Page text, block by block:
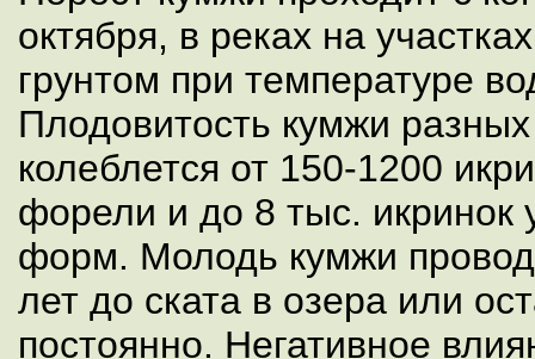
октября, в реках на
грунтом при температуре
Плодовитость кумжи
колеблется от 150-1200
форели и до 8 тыс. икринок
форм. Молодь кумжи
лет до ската в озера или
постоянно. Негативное